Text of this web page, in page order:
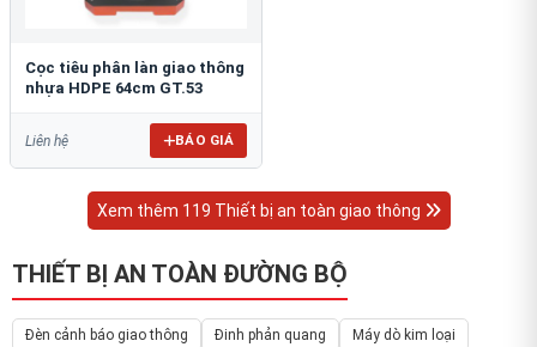
Cọc tiêu phân làn giao thông
nhựa HDPE 64cm GT.53
Liên hệ BÁO GIÁ
Xem thêm 119 Thiết bị an toàn giao thông
THIẾT BỊ AN TOÀN ĐƯỜNG BỘ
Đèn cảnh báo giao thông Đinh phản quang
Máy dò kim loại